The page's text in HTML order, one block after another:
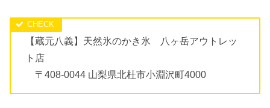
【蔵元八義】天然氷のかき氷 八ヶ岳アウトレッ
ト店
〒408-0044 山梨県北杜市小淵沢町4000